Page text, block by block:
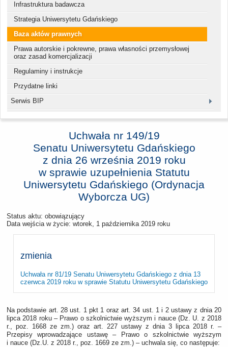
Infrastruktura badawcza
Strategia Uniwersytetu Gdańskiego
Baza aktów prawnych
Prawa autorskie i pokrewne, prawa własności przemysłowej
oraz zasad komercjalizacji
Regulaminy i instrukcje
Przydatne linki
Serwis BIP
Uchwała nr 149/19
Senatu Uniwersytetu Gdańskiego
z dnia 26 września 2019 roku
w sprawie uzupełnienia Statutu
Uniwersytetu Gdańskiego (Ordynacja
Wyborcza UG)
Status aktu: obowiązujący
Data wejścia w życie: wtorek, 1 października 2019 roku
zmienia
Uchwała nr 81/19 Senatu Uniwersytetu Gdańskiego z dnia 13
czerwca 2019 roku w sprawie Statutu Uniwersytetu Gdańskiego
Na podstawie art. 28 ust. 1 pkt 1 oraz art. 34 ust. 1 i 2 ustawy z dnia 20
lipca 2018 roku – Prawo o szkolnictwie wyższym i nauce (Dz. U. z 2018
r., poz. 1668 ze zm.) oraz art. 227 ustawy z dnia 3 lipca 2018 r. –
Przepisy wprowadzające ustawę – Prawo o szkolnictwie wyższym
i nauce (Dz.U. z 2018 r., poz. 1669 ze zm.) – uchwala się, co następuje: